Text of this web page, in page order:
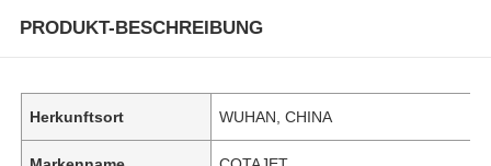
PRODUKT-BESCHREIBUNG
Herkunftsort WUHAN, CHINA